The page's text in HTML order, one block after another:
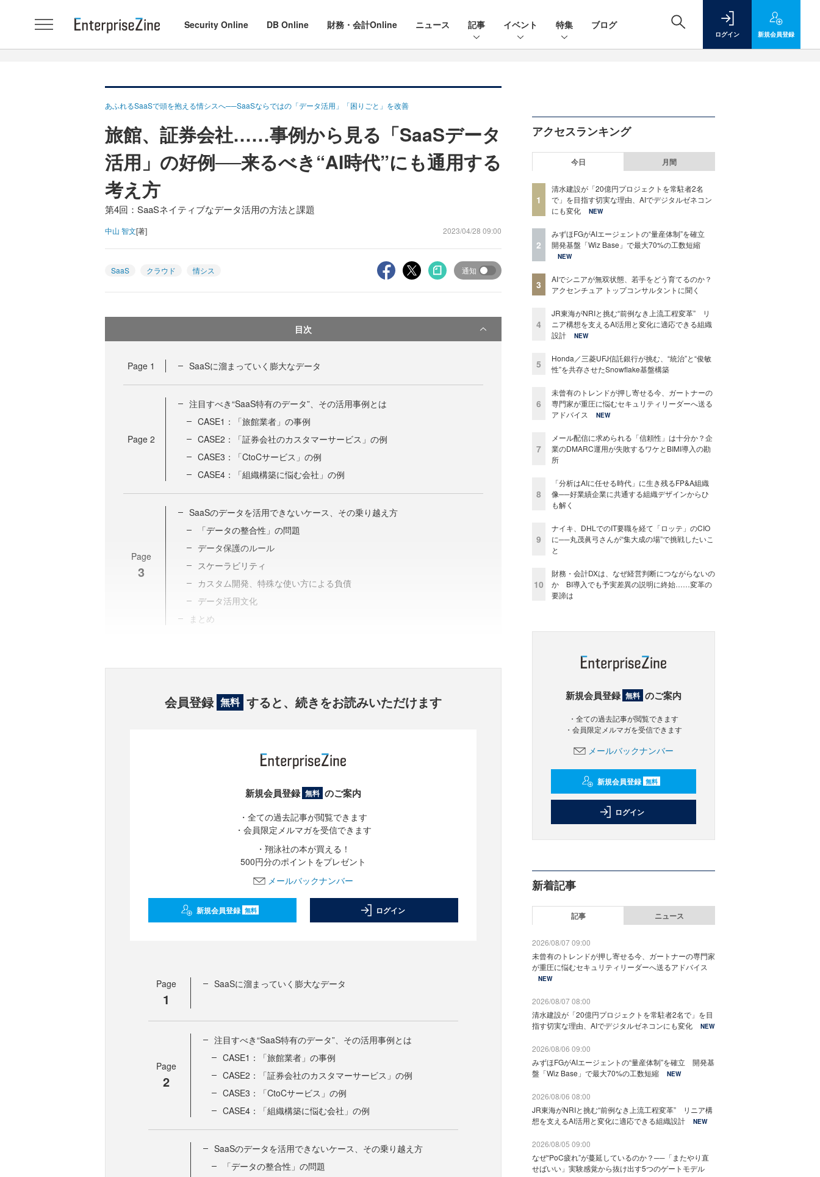
Security Online DB Online 財務・会計Online ニュース 記事 イベント 特集 ブログ
ログイン 新規会員登録
あふれるSaaSで頭を抱える情シスへ──SaaSならではの「データ活用」「困りごと」を改善
旅館、証券会社……事例から見る「SaaSデータ
活用」の好例──来るべき“AI時代”にも通用する
考え方
第4回：SaaSネイティブなデータ活用の方法と課題
中山 智文[著] 2023/04/28 09:00
SaaS クラウド 情シス 通知
目次
Page 1 SaaSに溜まっていく膨大なデータ
Page 2
注目すべき“SaaS特有のデータ”、その活用事例とは
CASE1：「旅館業者」の事例
CASE2：「証券会社のカスタマーサービス」の例
CASE3：「CtoCサービス」の例
CASE4：「組織構築に悩む会社」の例
Page
3
SaaSのデータを活用できないケース、その乗り越え方
「データの整合性」の問題
データ保護のルール
スケーラビリティ
カスタム開発、特殊な使い方による負債
データ活用文化
まとめ
会員登録 無料 すると、続きをお読みいただけます
新規会員登録 無料 のご案内
・全ての過去記事が閲覧できます
・会員限定メルマガを受信できます
・翔泳社の本が買える！
500円分のポイントをプレゼント
メールバックナンバー
新規会員登録 無料 ログイン
Page
1
SaaSに溜まっていく膨大なデータ
Page
2
注目すべき“SaaS特有のデータ”、その活用事例とは
CASE1：「旅館業者」の事例
CASE2：「証券会社のカスタマーサービス」の例
CASE3：「CtoCサービス」の例
CASE4：「組織構築に悩む会社」の例
SaaSのデータを活用できないケース、その乗り越え方
「データの整合性」の問題
アクセスランキング
今日 月間
1
清水建設が「20億円プロジェクトを常駐者2名
で」を目指す切実な理由、AIでデジタルゼネコン
にも変化
NEW
2
みずほFGがAIエージェントの“量産体制”を確立
開発基盤「Wiz Base」で最大70%の工数短縮
NEW
3
AIでシニアが無双状態、若手をどう育てるのか？
アクセンチュア トップコンサルタントに聞く
4
JR東海がNRIと挑む“前例なき上流工程変革” リ
ニア構想を支えるAI活用と変化に適応できる組織
設計
NEW
5
Honda／三菱UFJ信託銀行が挑む、“統治”と“俊敏
性”を共存させたSnowflake基盤構築
6
未曾有のトレンドが押し寄せる今、ガートナーの
専門家が重圧に悩むセキュリティリーダーへ送る
アドバイス
NEW
7
メール配信に求められる「信頼性」は十分か？企
業のDMARC運用が失敗するワケとBIMI導入の勘
所
8
「分析はAIに任せる時代」に生き残るFP&A組織
像──好業績企業に共通する組織デザインからひ
も解く
9
ナイキ、DHLでのIT要職を経て「ロッテ」のCIO
に──丸茂眞弓さんが“集大成の場”で挑戦したいこ
と
10
財務・会計DXは、なぜ経営判断につながらないの
か BI導入でも予実差異の説明に終始……変革の
要諦は
新規会員登録 無料 のご案内
・全ての過去記事が閲覧できます
・会員限定メルマガを受信できます
メールバックナンバー
新規会員登録 無料
ログイン
新着記事
記事 ニュース
2026/08/07 09:00
未曾有のトレンドが押し寄せる今、ガートナーの専門家
が重圧に悩むセキュリティリーダーへ送るアドバイス
NEW
2026/08/07 08:00
清水建設が「20億円プロジェクトを常駐者2名で」を目
指す切実な理由、AIでデジタルゼネコンにも変化
NEW
2026/08/06 09:00
みずほFGがAIエージェントの“量産体制”を確立 開発基
盤「Wiz Base」で最大70%の工数短縮
NEW
2026/08/06 08:00
JR東海がNRIと挑む“前例なき上流工程変革” リニア構
想を支えるAI活用と変化に適応できる組織設計
NEW
2026/08/05 09:00
なぜ“PoC疲れ”が蔓延しているのか？──「またやり直
せばいい」実験感覚から抜け出す5つのゲートモデル